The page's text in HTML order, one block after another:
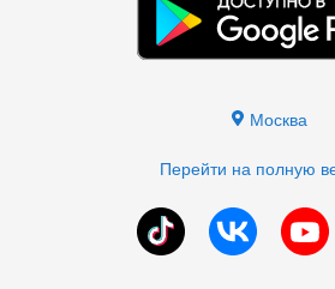
Москва
Перейти на полную